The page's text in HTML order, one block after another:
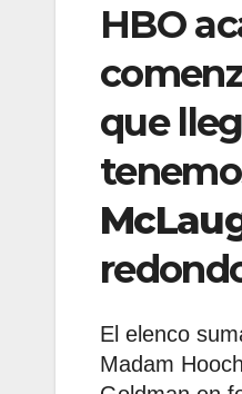
HBO
que
El elenco
Madam